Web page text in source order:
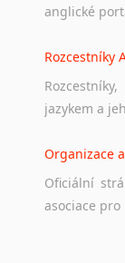
anglické
Rozcestníky
Rozcestníky,
jazykem a
Organizace
Oficiální
asociace pro